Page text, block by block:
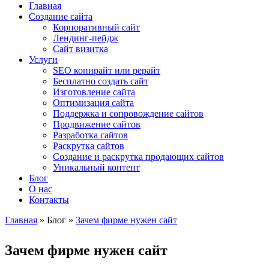
Главная
Создание сайта
Корпоративный сайт
Лендинг-пейдж
Сайт визитка
Услуги
SEO копирайт или рерайт
Бесплатно создать сайт
Изготовление сайта
Оптимизация сайта
Поддержка и сопровождение сайтов
Продвижение сайтов
Разработка сайтов
Раскрутка сайтов
Создание и раскрутка продающих сайтов
Уникальный контент
Блог
О нас
Контакты
Главная » Блог » Зачем фирме нужен сайт
Зачем фирме нужен сайт